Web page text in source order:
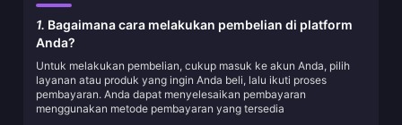
1. Bagaimana cara melakukan pembelian di platform
Anda?
Untuk melakukan pembelian, cukup masuk ke akun Anda, pilih
layanan atau produk yang ingin Anda beli, lalu ikuti proses
pembayaran. Anda dapat menyelesaikan pembayaran
menggunakan metode pembayaran yang tersedia